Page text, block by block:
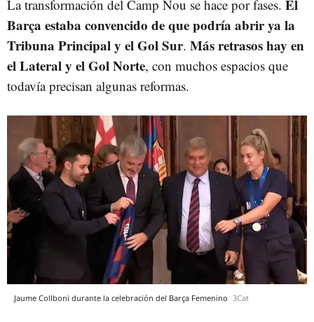
La transformación del Camp Nou se hace por fases. El
Barça estaba convencido de que podría abrir ya la
Tribuna Principal y el Gol Sur. Más retrasos hay en
el Lateral y el Gol Norte, con muchos espacios que
todavía precisan algunas reformas.
Jaume Collboni durante la celebración del Barça Femenino 3Cat